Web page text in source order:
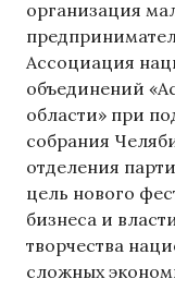
организация
Ассоциация
объединений
области» при
собрания
отделения
цель нового
бизнеса и
творчества
сложных